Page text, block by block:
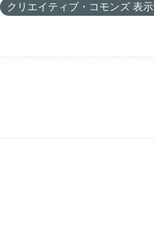
クリエイティブ・コモンズ 表示